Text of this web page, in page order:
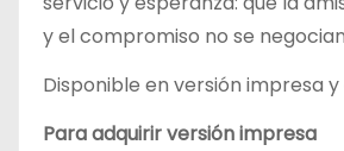
y el compromiso no se
Disponible en versión impresa
Para adquirir versión impresa